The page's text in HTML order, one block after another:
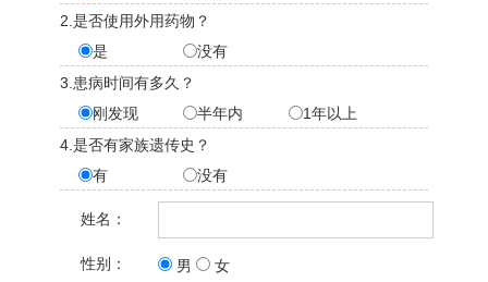
2.是否使用外用药物？
是
没有
3.患病时间有多久？
刚发现
半年内
1年以上
4.是否有家族遗传史？
有
没有
姓名：
性别： 男 女